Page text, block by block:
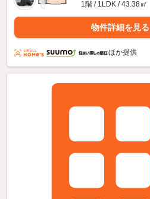
1階 / 1LDK / 43.38㎡
物件詳細を見る
ほか提供